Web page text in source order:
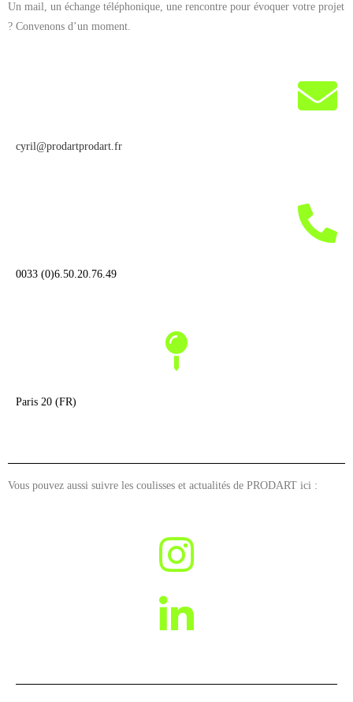
Un mail, un échange téléphonique, une rencontre pour évoquer votre projet
? Convenons d’un moment.
cyril@prodartprodart.fr
0033 (0)6.50.20.76.49
Paris 20 (FR)
Vous pouvez aussi suivre les coulisses et actualités de PRODART ici :